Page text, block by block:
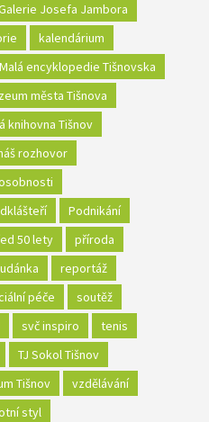
Josefa Jambora
kalendárium
Malá encyklopedie Tišnovska
města Tišnova
knihovna Tišnov
rozhovor
Podnikání
50 lety
příroda
reportáž
péče
soutěž
svč inspiro
tenis
TJ Sokol Tišnov
Tišnov
vzdělávání
styl